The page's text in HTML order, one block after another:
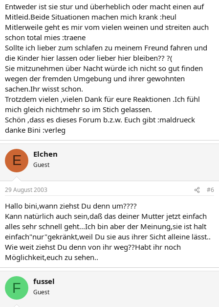
Entweder ist sie stur und überheblich oder macht einen auf
Mitleid.Beide Situationen machen mich krank :heul
Mitlerweile geht es mir vom vielen weinen und streiten auch
schon total mies :traene
Sollte ich lieber zum schlafen zu meinem Freund fahren und
die Kinder hier lassen oder lieber hier bleiben?? ?(
Sie mitzunehmen über Nacht würde ich nicht so gut finden
wegen der fremden Umgebung und ihrer gewohnten
sachen.Ihr wisst schon.
Trotzdem vielen ,vielen Dank für eure Reaktionen .Ich fühl
mich gleich nichtmehr so im Stich gelassen.
Schön ,dass es dieses Forum b.z.w. Euch gibt :maldrueck
danke Bini :verleg
E Elchen
Guest
29 August 2003 #6
Hallo bini,wann ziehst Du denn um????
Kann natürlich auch sein,daß das deiner Mutter jetzt einfach
alles sehr schnell geht...Ich bin aber der Meinung,sie ist halt
einfach"nur"gekränkt,weil Du sie aus ihrer Sicht alleine lässt..
Wie weit ziehst Du denn von ihr weg??Habt ihr noch
Möglichkeit,euch zu sehen..
F fussel
Guest